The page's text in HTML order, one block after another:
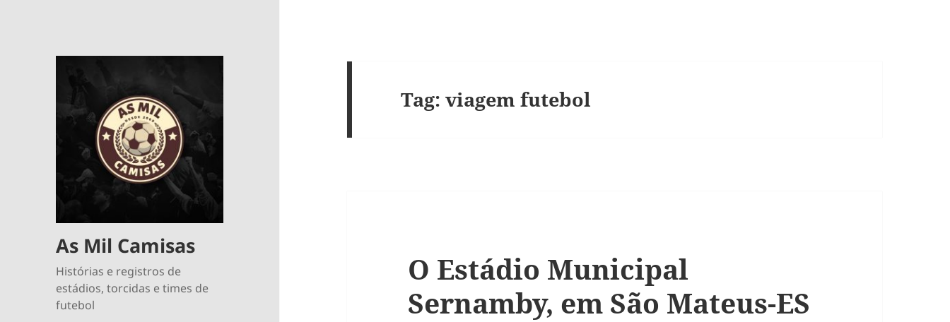
As Mil Camisas
Histórias e registros de
estádios, torcidas e times de
futebol
Tag: viagem futebol
O Estádio Municipal
Sernamby, em São Mateus-ES